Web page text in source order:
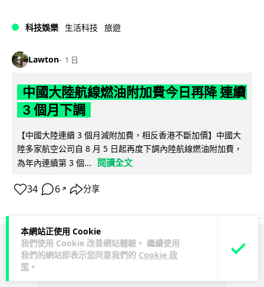
本網站正使用 Cookie
我們使用 Cookie 改善網站體驗。 繼續使用
我們的網站即表示您同意我們的 Cookie 政
策 。
科技娛樂 生活科技 旅遊
Lawton 1 日
中國大陸航線燃油附加費今日再降 連續
3 個月下調
【中國大陸連續 3 個月減附加費，相反香港不斷加價】中國大
陸多家航空公司自 8 月 5 日起再度下調內陸航線燃油附加費，
為年內連續第 3 個...
閱讀全文
34 6 ↗ 分享
ADVERTISEMENT